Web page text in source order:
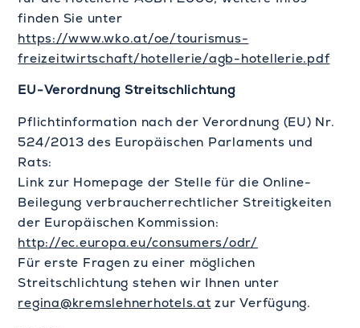
finden Sie unter
https://www.wko.at/oe/tourismus-
freizeitwirtschaft/hotellerie/agb-hotellerie.pdf
EU-Verordnung Streitschlichtung
Pflichtinformation nach der Verordnung (EU) Nr.
524/2013 des Europäischen Parlaments und
Rats:
Link zur Homepage der Stelle für die Online-
Beilegung verbraucherrechtlicher Streitigkeiten
der Europäischen Kommission:
http://ec.europa.eu/consumers/odr/
Für erste Fragen zu einer möglichen
Streitschlichtung stehen wir Ihnen unter
regina@kremslehnerhotels.at zur Verfügung.